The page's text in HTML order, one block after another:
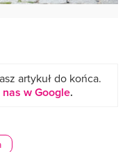
artykuł do końca.
w Google.